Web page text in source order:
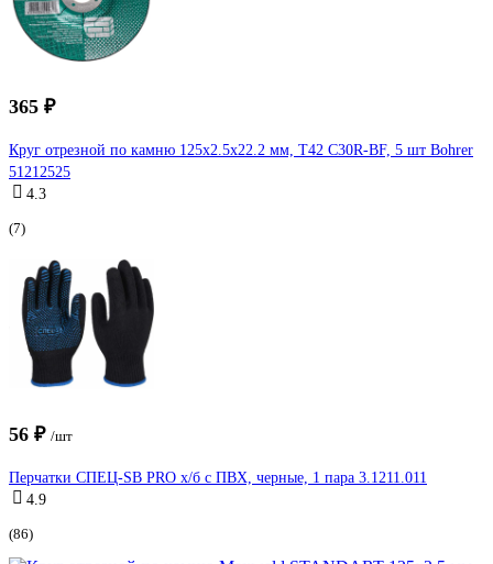
365 ₽
Круг отрезной по камню 125x2.5x22.2 мм, T42 С30R-BF, 5 шт Bohrer
51212525
4.3
(7)
56 ₽ /шт
Перчатки СПЕЦ-SB PRO х/б с ПВХ, черные, 1 пара 3.1211.011
4.9
(86)